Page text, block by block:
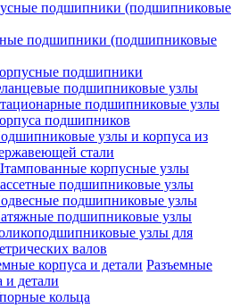
подшипники (подшипниковые
подшипники
подшипниковые узлы
подшипниковые узлы
подшипников
узлы и корпуса из
стали
корпусные узлы
подшипниковые узлы
подшипниковые узлы
подшипниковые узлы
узлы для
валов
Разъемные
и детали
кольца